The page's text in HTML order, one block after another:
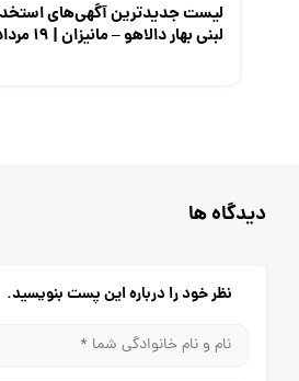
لیست جدیدترین آگهی‌های
لبنی بهار دالاهو – مانیزان | ۱۹ مرداد ۱۴۰۵
دیدگاه ها
نظر خود را درباره این پست بنویسید.